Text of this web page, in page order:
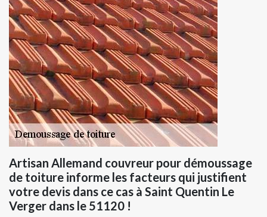
Artisan Allemand couvreur pour démoussage
de toiture informe les facteurs qui justifient
votre devis dans ce cas à Saint Quentin Le
Verger dans le 51120 !